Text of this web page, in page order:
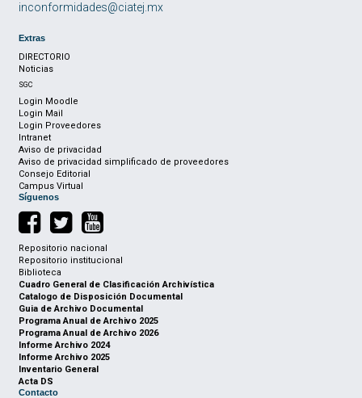
inconformidades@ciatej.mx
Extras
DIRECTORIO
Noticias
SGC
Login Moodle
Login Mail
Login Proveedores
Intranet
Aviso de privacidad
Aviso de privacidad simplificado de proveedores
Consejo Editorial
Campus Virtual
Síguenos
Repositorio nacional
Repositorio institucional
Biblioteca
Cuadro General de Clasificación Archivística
Catalogo de Disposición Documental
Guia de Archivo Documental
Programa Anual de Archivo 2025
Programa Anual de Archivo 2026
Informe Archivo 2024
Informe Archivo 2025
Inventario General
Acta DS
Contacto